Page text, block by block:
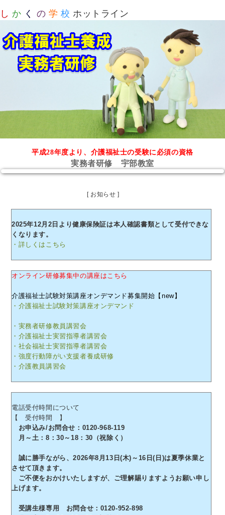
し か く の 学 校 ホットライン
平成28年度より、介護福祉士の受験に必須の資格
実務者研修 宇部教室
[ お知らせ ]
2025年12月2日より健康保険証は本人確認書類として受付できな
くなります。
・詳しくはこちら
オンライン研修募集中の講座はこちら
介護福祉士試験対策講座オンデマンド募集開始【new】
・介護福祉士試験対策講座オンデマンド
・実務者研修教員講習会
・介護福祉士実習指導者講習会
・社会福祉士実習指導者講習会
・強度行動障がい支援者養成研修
・介護教員講習会
電話受付時間について
【 受付時間 】
お申込み/お問合せ：0120-968-119
月～土：8：30～18：30（祝除く）
誠に勝手ながら、2026年8月13日(木)～16日(日)は夏季休業と
させて頂きます。
ご不便をおかけいたしますが、ご理解賜りますようお願い申し
上げます。
受講生様専用 お問合せ：0120-952-898